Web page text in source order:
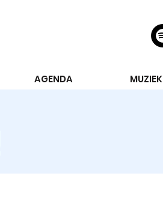
AGENDA MUZIEK